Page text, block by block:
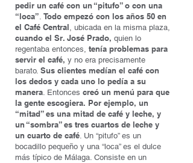
pedir un café con un “pitufo” o con una
“loca”. Todo empezó con los años 50 en
el Café Central, ubicada en la misma plaza,
cuando el Sr. José Prado, quien lo
regentaba entonces, tenía problemas para
servir el café, y no era precisamente
barato. Sus clientes medían el café con
los dedos y cada uno lo pedía a su
manera. Entonces creó un menú para que
la gente escogiera. Por ejemplo, un
“mitad” es una mitad de café y leche, y
un “sombra” es tres cuartos de leche y
un cuarto de café. Un “pitufo” es un
bocadillo pequeño y una “loca” es el dulce
más típico de Málaga. Consiste en un